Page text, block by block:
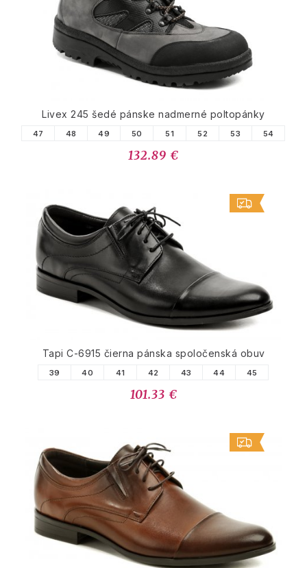
Livex 245 šedé pánske nadmerné poltopánky
47 48 49 50 51 52 53 54
132.89 €
Tapi C-6915 čierna pánska spoločenská obuv
39 40 41 42 43 44 45
101.33 €